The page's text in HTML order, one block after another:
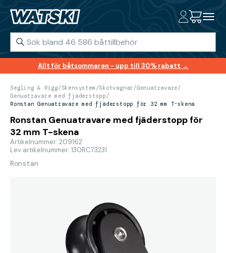
Allt för båtsommaren - upp till 30% rabatt →
Segling & Rigg/Skensystem /Skotvagnar/Genuatravare/
Genuatravare med fjäderstopp/
Ronstan Genuatravare med fjäderstopp för 32 mm T-skena
Ronstan Genuatravare med fjäderstopp för
32 mm T-skena
Artikelnummer: 209162
Lev artikelnummer: 130RC73231
Ronstan